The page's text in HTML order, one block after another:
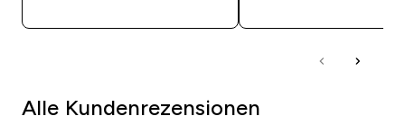
Alle Kundenrezensionen